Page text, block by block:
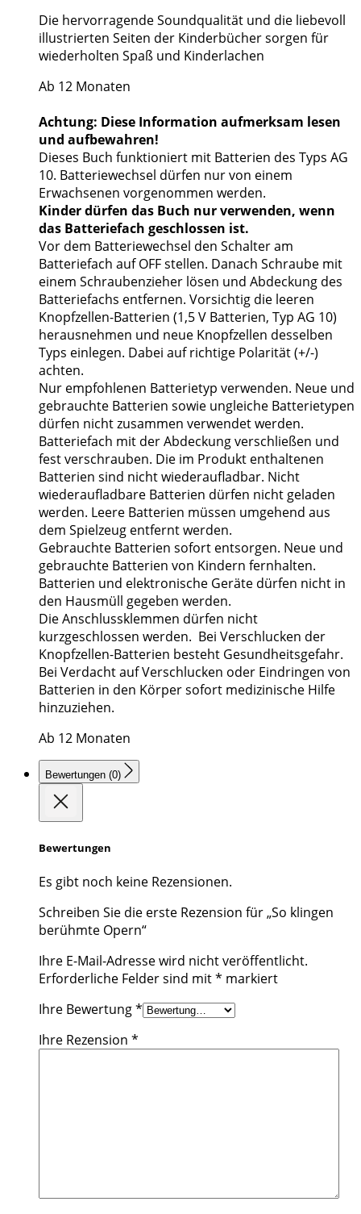
Die hervorragende Soundqualität und die liebevoll
illustrierten Seiten der Kinderbücher sorgen für
wiederholten Spaß und Kinderlachen
Ab 12 Monaten
Achtung: Diese Information aufmerksam lesen
und aufbewahren!
Dieses Buch funktioniert mit Batterien des Typs AG
10. Batteriewechsel dürfen nur von einem
Erwachsenen vorgenommen werden.
Kinder dürfen das Buch nur verwenden, wenn
das Batteriefach geschlossen ist.
Vor dem Batteriewechsel den Schalter am
Batteriefach auf OFF stellen. Danach Schraube mit
einem Schraubenzieher lösen und Abdeckung des
Batteriefachs entfernen. Vorsichtig die leeren
Knopfzellen-Batterien (1,5 V Batterien, Typ AG 10)
herausnehmen und neue Knopfzellen desselben
Typs einlegen. Dabei auf richtige Polarität (+/-)
achten.
Nur empfohlenen Batterietyp verwenden. Neue und
gebrauchte Batterien sowie ungleiche Batterietypen
dürfen nicht zusammen verwendet werden.
Batteriefach mit der Abdeckung verschließen und
fest verschrauben. Die im Produkt enthaltenen
Batterien sind nicht wiederaufladbar. Nicht
wiederaufladbare Batterien dürfen nicht geladen
werden. Leere Batterien müssen umgehend aus
dem Spielzeug entfernt werden.
Gebrauchte Batterien sofort entsorgen. Neue und
gebrauchte Batterien von Kindern fernhalten.
Batterien und elektronische Geräte dürfen nicht in
den Hausmüll gegeben werden.
Die Anschlussklemmen dürfen nicht
kurzgeschlossen werden. Bei Verschlucken der
Knopfzellen-Batterien besteht Gesundheitsgefahr.
Bei Verdacht auf Verschlucken oder Eindringen von
Batterien in den Körper sofort medizinische Hilfe
hinzuziehen.
Ab 12 Monaten
Bewertungen (0)
Bewertungen
Es gibt noch keine Rezensionen.
Schreiben Sie die erste Rezension für „So klingen
berühmte Opern“
Ihre E-Mail-Adresse wird nicht veröffentlicht.
Erforderliche Felder sind mit* markiert
Ihre Bewertung*
Ihre Rezension *